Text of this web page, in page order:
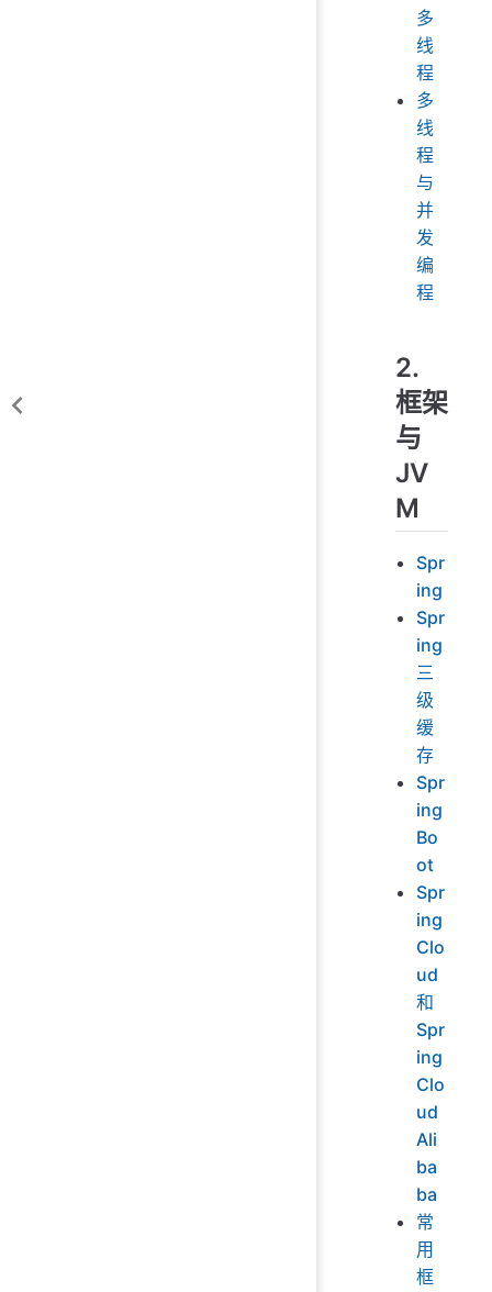
多
线
程
多
线
程
与
并
发
编
程
2.
框架
与
JV
M
Spr
ing
Spr
ing
三
级
缓
存
Spr
ing
Bo
ot
Spr
ing
Clo
ud
和
Spr
ing
Clo
ud
Ali
ba
ba
常
用
框